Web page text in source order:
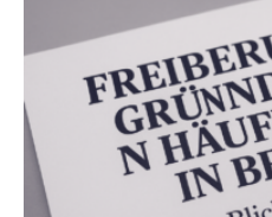
durchgeführt haben. Die
Antworten von 1.440
Ergebnis: Deutlich mehr als
über 50 Jahre alt und wird in
Nachfolgeregelung
bereits Regelungen…